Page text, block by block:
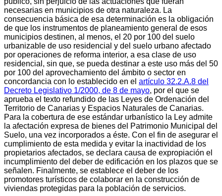
necesarias en municipios de otra naturaleza. La
consecuencia básica de esa determinación es la obligación
de que los instrumentos de planeamiento general de esos
municipios destinen, al menos, el 20 por 100 del suelo
urbanizable de uso residencial y del suelo urbano afectado
por operaciones de reforma interior, a esa clase de uso
residencial, sin que, se pueda destinar a este uso más del 50
por 100 del aprovechamiento del ámbito o sector en
concordancia con lo establecido en el artículo 32.2.A.8 del
Decreto Legislativo 1/2000, de 8 de mayo, por el que se
aprueba el texto refundido de las Leyes de Ordenación del
Territorio de Canarias y Espacios Naturales de Canarias.
Para la cobertura de ese estándar urbanístico la Ley admite
la afectación expresa de bienes del Patrimonio Municipal del
Suelo, una vez incorporados a éste. Con el fin de asegurar el
cumplimiento de esta medida y evitar la inactividad de los
propietarios afectados, se declara causa de expropiación el
incumplimiento del deber de edificación en los plazos que se
señalen. Finalmente, se establece el deber de los
promotores turísticos de colaborar en la construcción de
viviendas protegidas para la población de servicios.